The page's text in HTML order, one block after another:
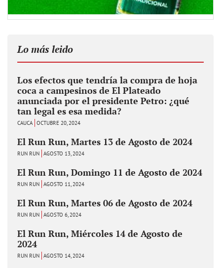
Lo más leido
Los efectos que tendría la compra de hoja
coca a campesinos de El Plateado
anunciada por el presidente Petro: ¿qué
tan legal es esa medida?
CAUCA OCTUBRE 20, 2024
El Run Run, Martes 13 de Agosto de 2024
RUN RUN AGOSTO 13, 2024
El Run Run, Domingo 11 de Agosto de 2024
RUN RUN AGOSTO 11, 2024
El Run Run, Martes 06 de Agosto de 2024
RUN RUN AGOSTO 6, 2024
El Run Run, Miércoles 14 de Agosto de
2024
RUN RUN AGOSTO 14, 2024